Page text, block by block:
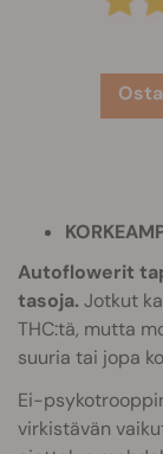
Autoflowerit
tasoja. Jotkut
THC:tä, mutta
suuria tai jopa
Ei-
virkistävän